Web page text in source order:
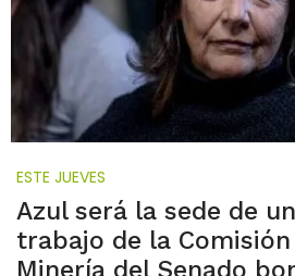
ESTE JUEVES
Azul será la sede de
trabajo de la
Minería del Senado